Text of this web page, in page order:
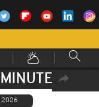
2026